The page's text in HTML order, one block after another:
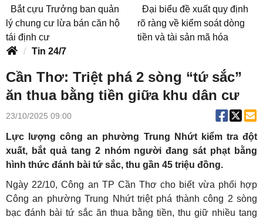
Bắt cựu Trưởng ban quản
lý chung cư lừa bán căn hộ
tái định cư
Đại biểu đề xuất quy định
rõ ràng về kiểm soát dòng
tiền và tài sản mã hóa
Tin 24/7
Cần Thơ: Triệt phá 2 sòng “tứ sắc”
ăn thua bằng tiền giữa khu dân cư
23/10/2025 09:00
Lực lượng công an phường Trung Nhứt kiểm tra đột
xuất, bắt quả tang 2 nhóm người đang sát phạt bằng
hình thức đánh bài tứ sắc, thu gần 45 triệu đồng.
Ngày 22/10, Công an TP Cần Thơ cho biết vừa phối hợp
Công an phường Trung Nhứt triệt phá thành công 2 sòng
bạc đánh bài tứ sắc ăn thua bằng tiền, thu giữ nhiều tang